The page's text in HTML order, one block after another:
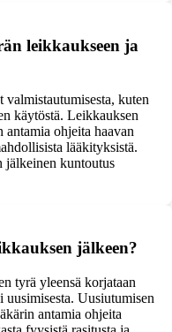
leikkaukseen ja
valmistautumisesta, kuten
käytöstä. Leikkauksen
antamia ohjeita haavan
lääkityksistä.
jälkeinen kuntoutus
jälkeen?
tyrä yleensä korjataan
uusimisesta. Uusiutumisen
antamia ohjeita